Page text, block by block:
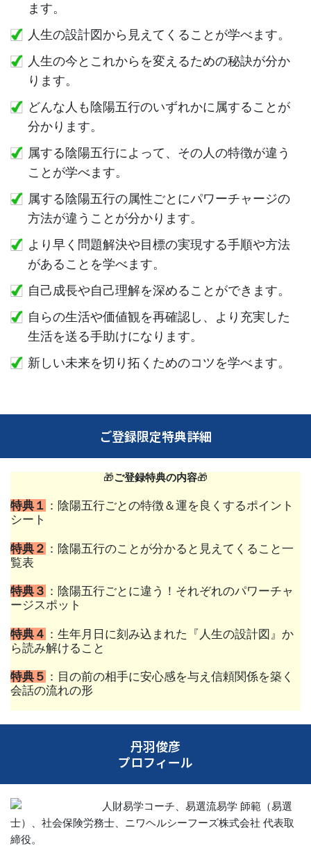
ます。
人生の設計図から見えてくることが学べます。
人生の今とこれからを変えるための秘訣が分か
ります。
どんな人も陰陽五行のいずれかに属することが
分かります。
属する陰陽五行によって、その人の特徴が違う
ことが学べます。
属する陰陽五行の属性ごとにパワーチャージの
方法が違うことが分かります。
より早く問題解決や目標の実現する手順や方法
があることを学べます。
自己成長や自己理解を深めることができます。
自らの生活や価値観を再確認し、より充実した
生活を送る手助けになります。
新しい未来を切り拓くためのコツを学べます。
ご登録限定特典詳細
🎁ご登録特典の内容🎁
特典１ ：陰陽五行ごとの特徴＆運を良くするポイント
シート
特典２ ：陰陽五行のことが分かると見えてくること一
覧表
特典３ ：陰陽五行ごとに違う！それぞれのパワーチャ
ージスポット
特典４ ：生年月日に刻み込まれた『人生の設計図』か
ら読み解けること
特典５ ：目の前の相手に安心感を与え信頼関係を築く
会話の流れの形
丹羽俊彦
プロフィール
人財易学コーチ、易選流易学 師範（易選
士）、社会保険労務士、ニワヘルシーフーズ株式会社 代表取
締役。